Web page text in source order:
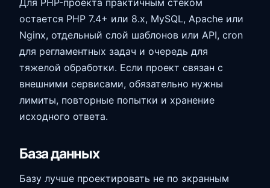
остается PHP 7.4+ или 8.x, MySQL, Apache или
Nginx, отдельный слой шаблонов или API, cron
для регламентных задач и очередь для
тяжелой обработки. Если проект связан с
внешними сервисами, обязательно нужны
лимиты, повторные попытки и хранение
исходного ответа.
База данных
Базу лучше проектировать не по экранным